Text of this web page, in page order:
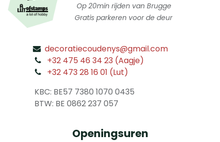
Op 20min rijden van Brugge
Gratis parkeren voor de deur
decoratiecoudenys@gmail.com
+32 475 46 34 23 (Aagje)
+32 473 28 16 01 (Lut)
KBC: BE57 7380 1070 0435
​ BTW: BE 0862 237 057
Openingsuren